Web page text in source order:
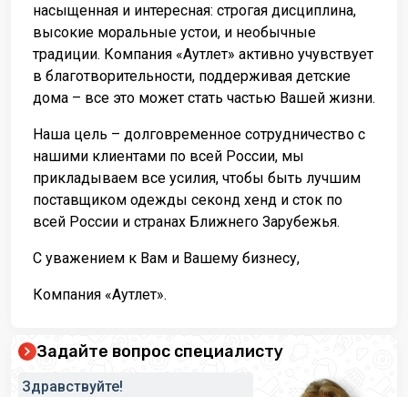
насыщенная и интересная: строгая дисциплина,
высокие моральные устои, и необычные
традиции. Компания «Аутлет» активно учувствует
в благотворительности, поддерживая детские
дома – все это может стать частью Вашей жизни.
Наша цель – долговременное сотрудничество с
нашими клиентами по всей России, мы
прикладываем все усилия, чтобы быть лучшим
поставщиком одежды секонд хенд и сток по
всей России и странах Ближнего Зарубежья.
С уважением к Вам и Вашему бизнесу,
Компания «Аутлет».
Задайте вопрос специалисту
Здравствуйте!